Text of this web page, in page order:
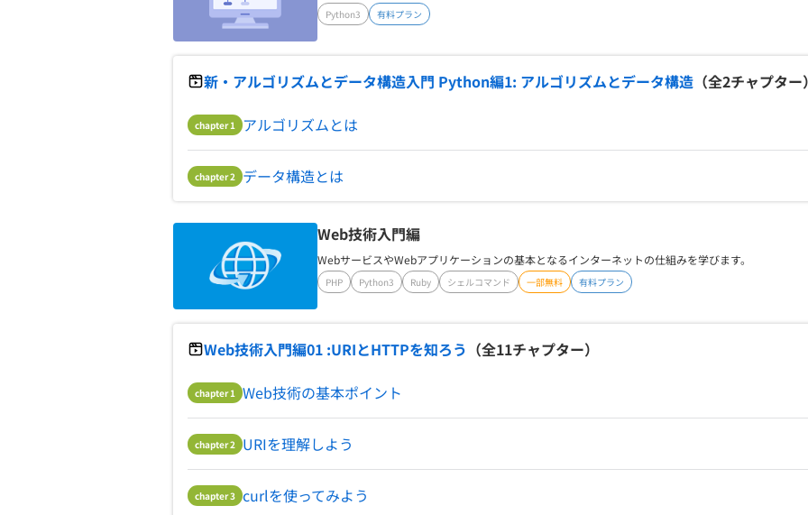
Python3 有料プラン
新・アルゴリズムとデータ構造入門 Python編1: アルゴリズムとデータ構造 （全2チャプター
chapter1 アルゴリズムとは
chapter2 データ構造とは
Web技術入門編
WebサービスやWebアプリケーションの基本となるインターネットの仕組みを学びます。
PHP Python3 Ruby シェルコマンド 一部無料 有料プラン
Web技術入門編01 :URIとHTTPを知ろう （全11チャプター）
chapter1 Web技術の基本ポイント
chapter2 URIを理解しよう
chapter3 curlを使ってみよう